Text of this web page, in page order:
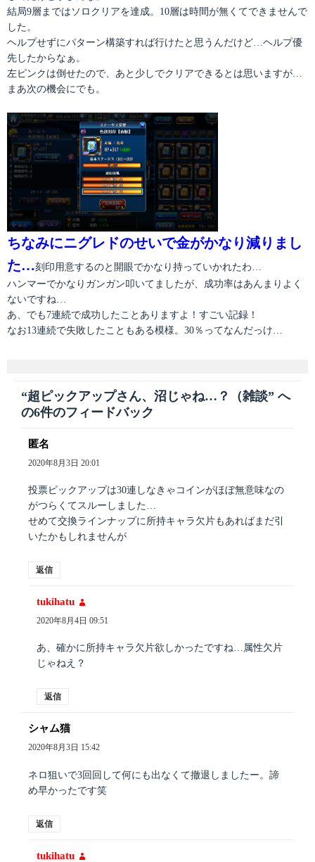
結局9層まではソロクリアを達成。10層は時間が無くてできませんで
した。
ヘルプせずにパターン構築すれば行けたと思うんだけど…ヘルプ優
先したからなぁ。
左ピンクは倒せたので、あと少しでクリアできるとは思いますが…
まあ次の機会にでも。
ちなみにニグレドのせいで金がかなり減りまし
た…刻印用意するのと開眼でかなり持っていかれたわ…
ハンマーでかなりガンガン叩いてましたが、成功率はあんまりよく
ないですね…
あ、でも7連続で成功したことありますよ！すごい記録！
なお13連続で失敗したこともある模様。30％ってなんだっけ…
“超ピックアップさん、沼じゃね…？（雑談” へ
の6件のフィードバック
匿名
り:
2020年8月3日 20:01
投票ピックアップは30連しなきゃコインがほぼ無意味なの
がつらくてスルーしました…
せめて交換ラインナップに所持キャラ欠片もあればまだ引
いたかもしれませんが
返信
tukihatu
り:
2020年8月4日 09:51
あ、確かに所持キャラ欠片欲しかったですね…属性欠片
じゃねえ？
返信
シャム猫よ
り:
2020年8月3日 15:42
ネロ狙いで3回回して何にも出なくて撤退しましたー。諦
め早かったです笑
返信
tukihatu